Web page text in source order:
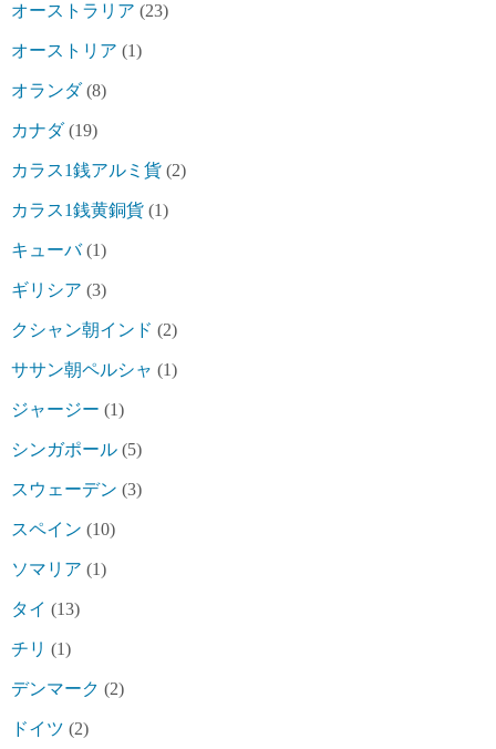
オーストラリア (23)
オーストリア (1)
オランダ(8)
カナダ(19)
カラス1銭アルミ貨 (2)
カラス1銭黄銅貨 (1)
キューバ(1)
ギリシア (3)
クシャン朝インド (2)
ササン朝ペルシャ (1)
ジャージー (1)
シンガポール (5)
スウェーデン (3)
スペイン (10)
ソマリア (1)
タイ (13)
チリ (1)
デンマーク (2)
ドイツ (2)